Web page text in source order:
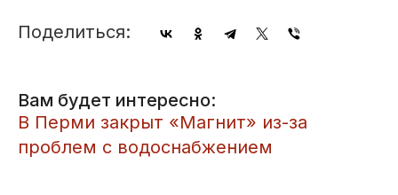
Поделиться:
Вам будет интересно:
​В Перми закрыт «Магнит» из-за
проблем с водоснабжением